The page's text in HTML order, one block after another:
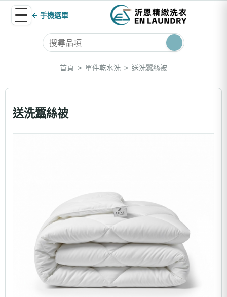
← 手機選單
首頁 > 單件乾水洗 > 送洗蠶絲被
送洗蠶絲被